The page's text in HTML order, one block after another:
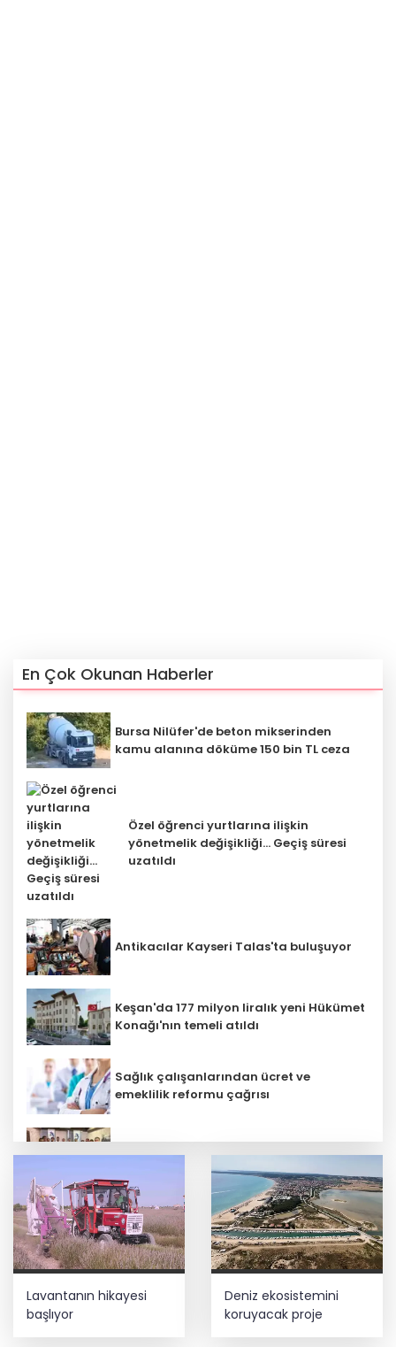
En Çok Okunan Haberler
Bursa Nilüfer'de beton mikserinden
kamu alanına döküme 150 bin TL ceza
Özel öğrenci yurtlarına ilişkin
yönetmelik değişikliği... Geçiş süresi
uzatıldı
Antikacılar Kayseri Talas'ta buluşuyor
Keşan'da 177 milyon liralık yeni Hükümet
Konağı'nın temeli atıldı
Sağlık çalışanlarından ücret ve
emeklilik reformu çağrısı
Mühendis Tek-Sen Bayındırlık’tan tarihi
Terörsüz Türkiye yasa teklifi
komisyondan geçti
kaldı
Lavantanın hikayesi
başlıyor
Deniz ekosistemini
koruyacak proje